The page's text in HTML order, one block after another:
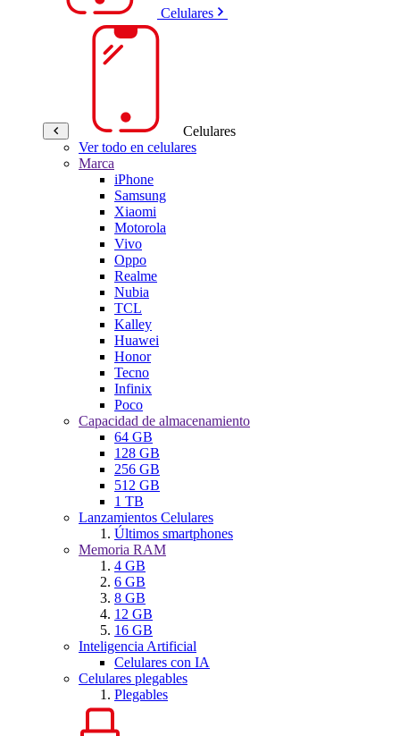
Celulares
Celulares
Ver todo en celulares
Marca
iPhone
Samsung
Xiaomi
Motorola
Vivo
Oppo
Realme
Nubia
TCL
Kalley
Huawei
Honor
Tecno
Infinix
Poco
Capacidad de almacenamiento
64 GB
128 GB
256 GB
512 GB
1 TB
Lanzamientos Celulares
Últimos smartphones
Memoria RAM
4 GB
6 GB
8 GB
12 GB
16 GB
Inteligencia Artificial
Celulares con IA
Celulares plegables
Plegables